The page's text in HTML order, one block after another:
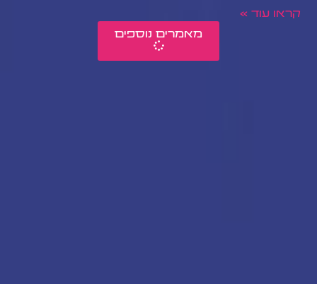
קראו עוד »
מאמרים נוספים